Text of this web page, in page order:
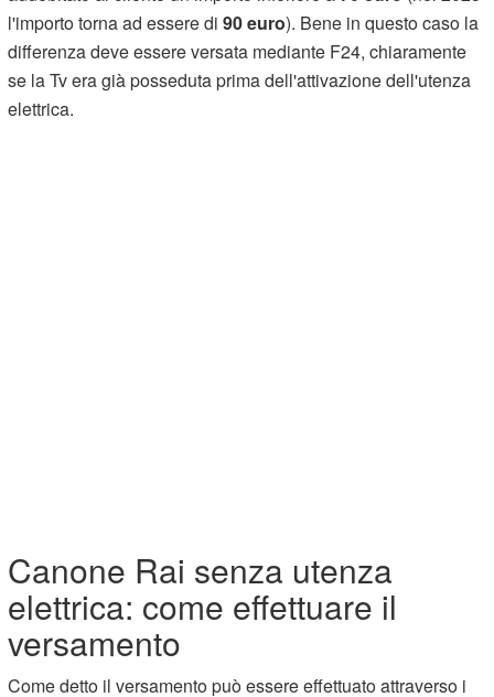
l'importo torna ad essere di90 euro). Bene in questo caso la
differenza deve essere versata mediante F24, chiaramente
se la Tv era già posseduta prima dell'attivazione dell'utenza
elettrica.
Canone Rai senza utenza
elettrica: come effettuare il
versamento
Come detto il versamento può essere effettuato attraverso i